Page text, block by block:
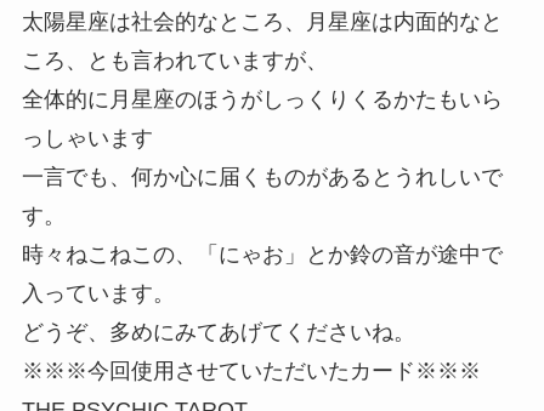
太陽星座は社会的なところ、月星座は内面的なと
ころ、とも言われていますが、
全体的に月星座のほうがしっくりくるかたもいら
っしゃいます
一言でも、何か心に届くものがあるとうれしいで
す。
時々ねこねこの、「にゃお」とか鈴の音が途中で
入っています。
どうぞ、多めにみてあげてくださいね。
※※※今回使用させていただいたカード※※※